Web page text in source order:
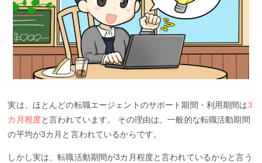
実は、ほとんどの転職エージェントのサポート期間・利用期間は3
カ月程度と言われています。 その理由は、一般的な転職活動期間
の平均が3カ月と言われているからです。
しかし実は、転職活動期間が3カ月程度と言われているからと言う